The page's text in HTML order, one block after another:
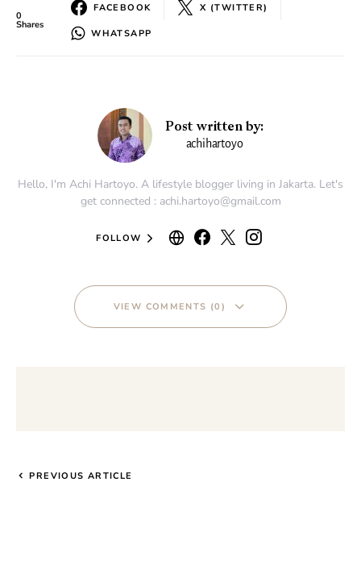
0
Shares
FACEBOOK X (TWITTER)
WHATSAPP
Post written by:
achihartoyo
Hello, I'm Achi Hartoyo. A lifestyle blogger living in Jakarta. Let's
get connected : achi.hartoyo@gmail.com
FOLLOW
VIEW COMMENTS (0)
PREVIOUS ARTICLE